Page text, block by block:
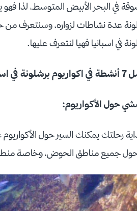
في البحر الأبيض المتوسط، لذا فهو
عدة نشاطات لزواره، وسنتعرف من
في اسبانيا فهيا لنتعرف عليها.
في اسبانيا
حول الأكواريوم:
رحلتك يمكنك السير حول
جميع مناطق الحوض، وخاصة منطقة